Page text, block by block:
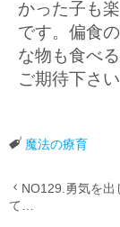
かった子も
です。偏食
な物も食べ
ご期待下さい
魔法の療育
NO129.勇気を出
て…